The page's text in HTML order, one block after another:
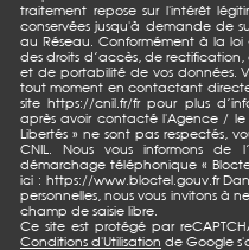
traitement repose sur l'intérêt
conservées jusqu'à demande de
au Réseau. Conformément à la loi
des droits d’accès, de
et de portabilité de vos données.
tout moment en contactant
site https://cnil.fr/fr pour plus
après avoir contacté l'Agence / le
Libertés » ne sont pas respectés,
CNIL. Nous vous informons de
démarchage téléphonique «
ici : https://www.bloctel.gouv.fr
personnelles, nous vous invitons à
champ de saisie libre.
Ce site est protégé par
Conditions d'Utilisation de Google